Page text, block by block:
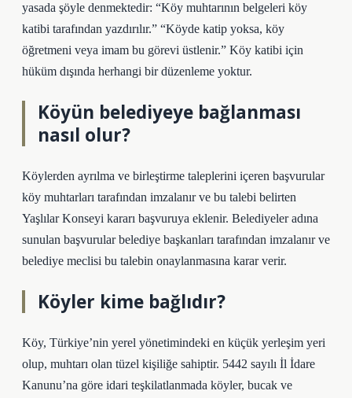
yasada şöyle denmektedir: “Köy muhtarının belgeleri köy
katibi tarafından yazdırılır.” “Köyde katip yoksa, köy
öğretmeni veya imam bu görevi üstlenir.” Köy katibi için
hüküm dışında herhangi bir düzenleme yoktur.
Köyün belediyeye bağlanması
nasıl olur?
Köylerden ayrılma ve birleştirme taleplerini içeren başvurular
köy muhtarları tarafından imzalanır ve bu talebi belirten
Yaşlılar Konseyi kararı başvuruya eklenir. Belediyeler adına
sunulan başvurular belediye başkanları tarafından imzalanır ve
belediye meclisi bu talebin onaylanmasına karar verir.
Köyler kime bağlıdır?
Köy, Türkiye’nin yerel yönetimindeki en küçük yerleşim yeri
olup, muhtarı olan tüzel kişiliğe sahiptir. 5442 sayılı İl İdare
Kanunu’na göre idari teşkilatlanmada köyler, bucak ve